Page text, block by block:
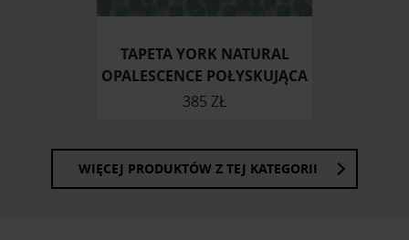
TAPETA YORK NATURAL
OPALESCENCE POŁYSKUJĄCA
385 ZŁ
WIĘCEJ PRODUKTÓW Z TEJ KATEGORII